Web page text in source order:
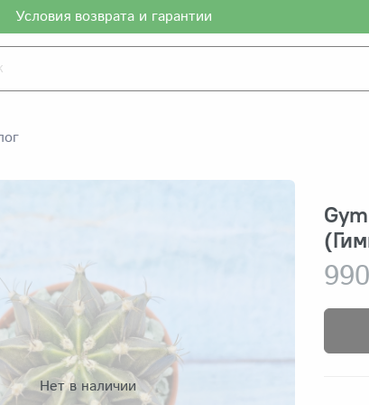
Условия возврата и гарантии
Нет в наличии